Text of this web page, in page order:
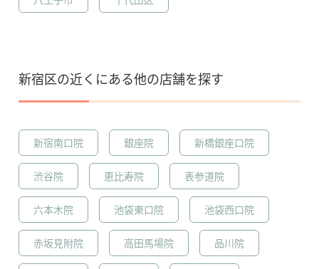
新宿区の近くにある他の店舗を探す
新宿南口院 銀座院 新橋銀座口院
渋谷院 恵比寿院 表参道院
六本木院 池袋東口院 池袋西口院
赤坂見附院 高田馬場院 品川院